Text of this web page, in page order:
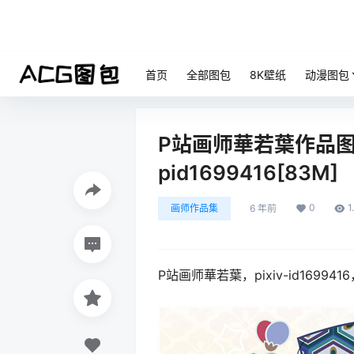
首页 全部图包 8K壁纸 动漫图包
P站画师華若葉作品
pid1699416[83M]
画师作品集 6 年前 0
P站画师華若葉，pixiv-id1699416